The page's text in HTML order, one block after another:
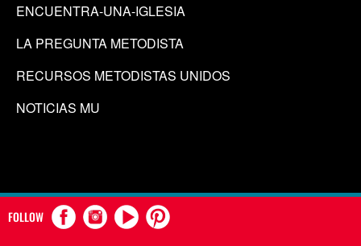
ENCUENTRA-UNA-IGLESIA
LA PREGUNTA METODISTA
RECURSOS METODISTAS UNIDOS
NOTICIAS MU
FOLLOW